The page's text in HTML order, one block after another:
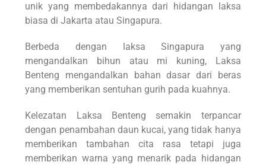
unik yang membedakannya dari hidangan laksa
biasa di Jakarta atau Singapura.
Berbeda dengan laksa Singapura yang
mengandalkan bihun atau mi kuning, Laksa
Benteng mengandalkan bahan dasar dari beras
yang memberikan sentuhan gurih pada kuahnya.
Kelezatan Laksa Benteng semakin terpancar
dengan penambahan daun kucai, yang tidak hanya
memberikan tambahan cita rasa tetapi juga
memberikan warna yang menarik pada hidangan